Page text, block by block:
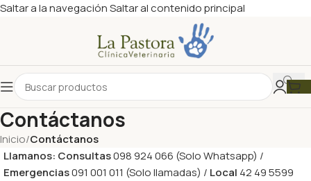
Saltar a la navegaciónSaltar al contenido principal
Contáctanos
Inicio/Contáctanos
Llamanos: Consultas098 924 066 (Solo Whatsapp) /
Emergencias091 001 011 (Solo llamadas) / Local 42 49 5599